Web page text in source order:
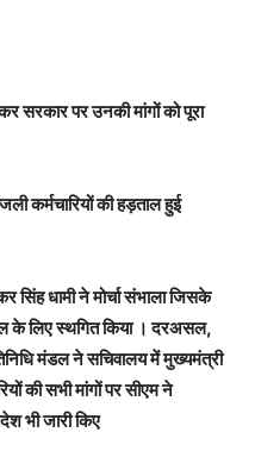
सरकार पर उनकी मांगों को पूरा
कर्मचारियों की हड़ताल हुई
धामी ने मोर्चा संभाला जिसके
के लिए स्थगित किया । दरअसल,
मंडल ने सचिवालय में मुख्यमंत्री
की सभी मांगों पर सीएम ने
भी जारी किए